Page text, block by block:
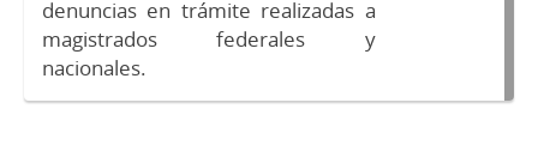
denuncias en trámite realizadas a
magistrados federales y
nacionales.